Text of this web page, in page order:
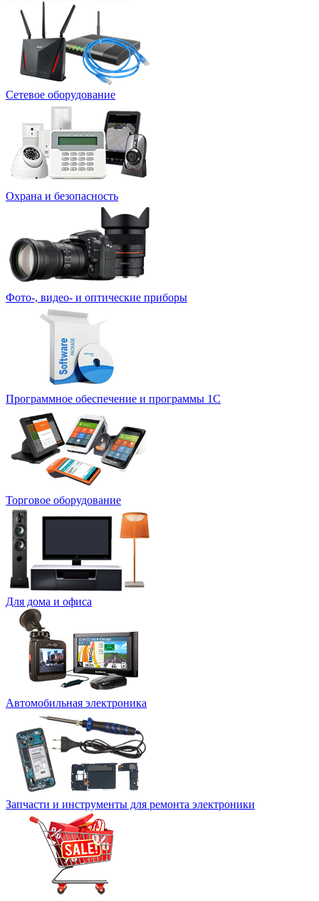
Сетевое оборудование
Охрана и безопасность
Фото-, видео- и оптические приборы
Программное обеспечение и программы 1С
Торговое оборудование
Для дома и офиса
Автомобильная электроника
Запчасти и инструменты для ремонта электроники